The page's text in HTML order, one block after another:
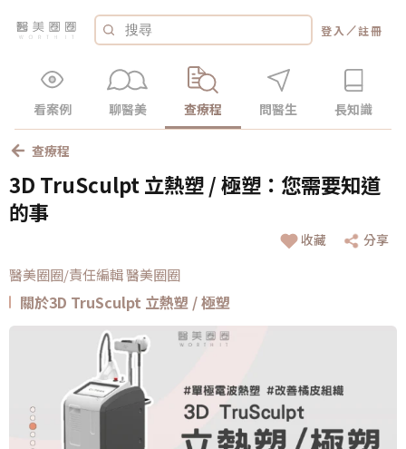
登入 ／註冊
看案例 聊醫美 查療程 問醫生 長知識
查療程
3D TruSculpt 立熱塑 / 極塑：您需要知道
的事
收藏 分享
醫美圈圈/責任編輯 醫美圈圈
關於3D TruSculpt 立熱塑 / 極塑